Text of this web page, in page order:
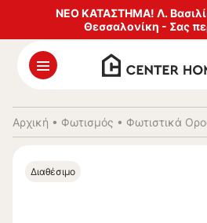
ΝΕΟ ΚΑΤΑΣΤΗΜΑ! Λ.
Θεσσαλονίκη - Σας
Αρχική • Φωτισμός • Φωτιστικά
Διαθέσιμο